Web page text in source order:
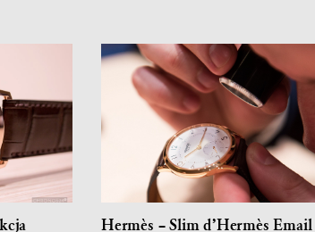
Hermès – Slim d’Hermès Email